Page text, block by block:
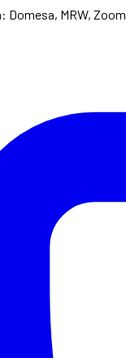
Domesa, MRW,